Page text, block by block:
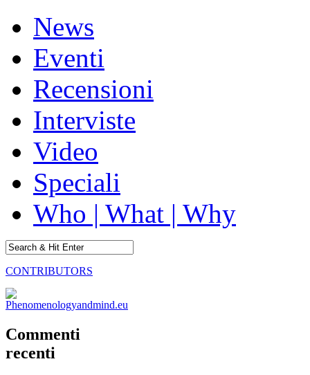
News
Eventi
Recensioni
Interviste
Video
Speciali
Who | What | Why
CONTRIBUTORS
Commenti
recenti